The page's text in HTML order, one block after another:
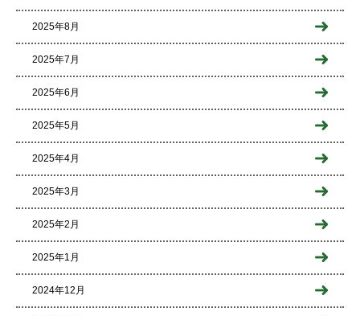
2025年8月
2025年7月
2025年6月
2025年5月
2025年4月
2025年3月
2025年2月
2025年1月
2024年12月